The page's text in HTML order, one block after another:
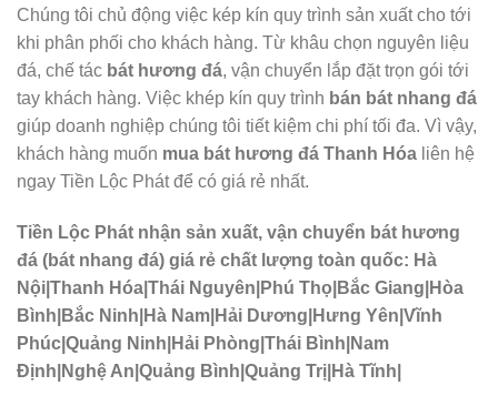
Chúng tôi chủ động việc kép kín quy trình sản xuất cho tới
khi phân phối cho khách hàng. Từ khâu chọn nguyên liệu
đá, chế tác bát hương đá, vận chuyển lắp đặt trọn gói tới
tay khách hàng. Việc khép kín quy trình bán bát nhang đá
giúp doanh nghiệp chúng tôi tiết kiệm chi phí tối đa. Vì vậy,
khách hàng muốn mua bát hương đá Thanh Hóa liên hệ
ngay Tiền Lộc Phát để có giá rẻ nhất.
Tiền Lộc Phát nhận sản xuất, vận chuyển bát hương
đá (bát nhang đá) giá rẻ chất lượng toàn quốc: Hà
Nội|Thanh Hóa|Thái Nguyên|Phú Thọ|Bắc Giang|Hòa
Bình|Bắc Ninh|Hà Nam|Hải Dương|Hưng Yên|Vĩnh
Phúc|Quảng Ninh|Hải Phòng|Thái Bình|Nam
Định|Nghệ An|Quảng Bình|Quảng Trị|Hà Tĩnh|